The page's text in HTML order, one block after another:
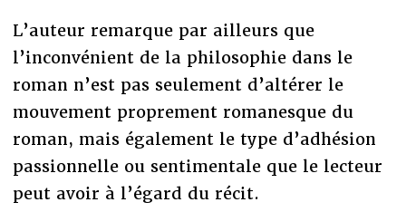
L’auteur remarque par ailleurs que
l’inconvénient de la philosophie dans le
roman n’est pas seulement d’altérer le
mouvement proprement romanesque du
roman, mais également le type d’adhésion
passionnelle ou sentimentale que le lecteur
peut avoir à l’égard du récit.